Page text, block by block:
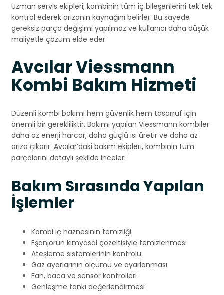
Uzman servis ekipleri, kombinin tüm iç bileşenlerini tek tek
kontrol ederek arızanın kaynağını belirler. Bu sayede
gereksiz parça değişimi yapılmaz ve kullanıcı daha düşük
maliyetle çözüm elde eder.
Avcılar Viessmann
Kombi Bakım Hizmeti
Düzenli kombi bakımı hem güvenlik hem tasarruf için
önemli bir gerekliliktir. Bakımı yapılan Viessmann kombiler
daha az enerji harcar, daha güçlü ısı üretir ve daha az
arıza çıkarır. Avcılar’daki bakım ekipleri, kombinin tüm
parçalarını detaylı şekilde inceler.
Bakım Sırasında Yapılan
İşlemler
Kombi iç haznesinin temizliği
Eşanjörün kimyasal çözeltisiyle temizlenmesi
Ateşleme sistemlerinin kontrolü
Gaz ayarlarının ölçümü ve ayarlanması
Fan, baca ve sensör kontrolleri
Genleşme tankı değerlendirmesi